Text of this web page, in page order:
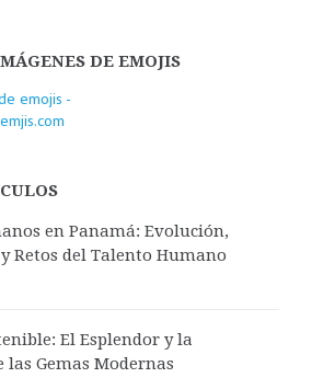
DE EMOJIS
en Panamá: Evolución,
Retos del Talento Humano
El Esplendor y la
las Gemas Modernas